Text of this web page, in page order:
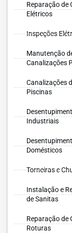
Reparação de
Elétricos
Inspeções
Manutenção
Canalizações
Canalizações
Piscinas
Industriais
Domésticos
Torneiras e
Instalação e
de Sanitas
Reparação de
Roturas